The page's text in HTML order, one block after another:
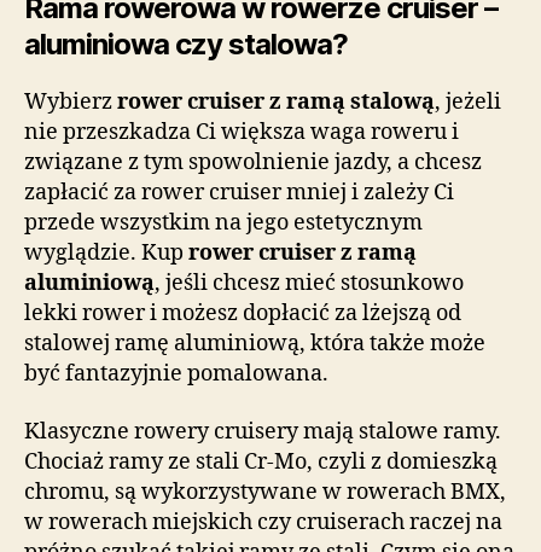
Rama rowerowa w rowerze cruiser –
aluminiowa czy stalowa?
Wybierzrower cruiser z ramą stalową, jeżeli
nie przeszkadza Ci większa waga roweru i
związane z tym spowolnienie jazdy, a chcesz
zapłacić za rower cruiser mniej i zależy Ci
przede wszystkim na jego estetycznym
wyglądzie. Kup rower cruiser z ramą
aluminiową, jeśli chcesz mieć stosunkowo
lekki rower i możesz dopłacić za lżejszą od
stalowej ramę aluminiową, która także może
być fantazyjnie pomalowana.
Klasyczne rowery cruisery mają stalowe ramy.
Chociaż ramy ze stali Cr-Mo, czyli z domieszką
chromu, są wykorzystywane w rowerach BMX,
w rowerach miejskich czy cruiserach raczej na